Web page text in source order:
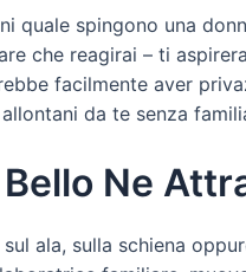
quale spingono una
che reagirai – ti
facilmente aver
da te senza
Ne
ala, sulla schiena